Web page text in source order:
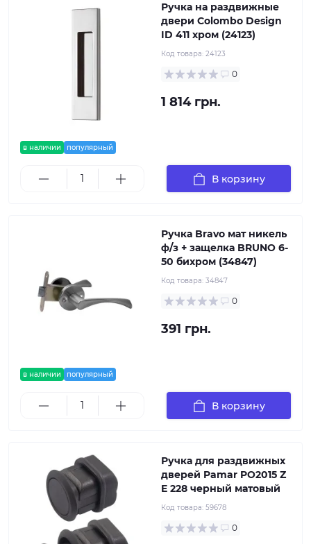
в наличии популярный
Ручка на раздвижные
двери Colombo Design
ID 411 хром (24123)
Код товара: 24123
0
1 814 грн.
В корзину
в наличии популярный
Ручка Bravo мат никель
ф/з + защелка BRUNO 6-
50 бихром (34847)
Код товара: 34847
0
391 грн.
В корзину
Ручка для раздвижных
дверей Pamar PO2015 Z
E 228 черный матовый
Код товара: 59678
0